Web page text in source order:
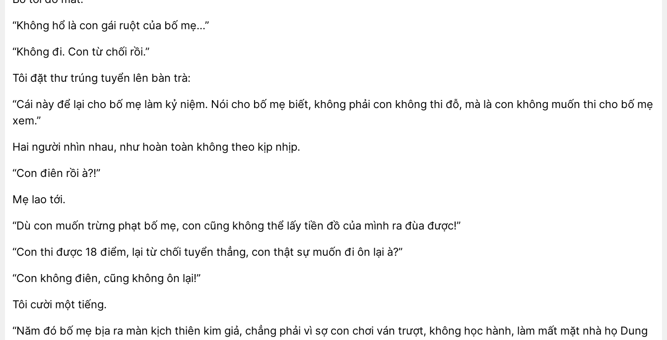
hổ là ruột của bố mẹ…”
từ chối rồi.”
Tôi thư trúng tuyển bàn
“Cái này để lại cho bố mẹ làm kỷ Nói cho bố mẹ biết, không phải con không thi đỗ, mà là con không muốn
bố mẹ
xem.”
Hai người nhìn hoàn toàn không theo kịp
à?!”
“Dù con phạt bố mẹ, con cũng không thể lấy tiền đồ của ra đùa được!”
“Con được 18 điểm, lại từ chối tuyển con sự muốn đi ôn lại à?”
“Con không cũng lại!”
cười
“Năm bố mẹ bịa ra màn kịch thiên kim
chẳng phải vì sợ con chơi ván trượt, không học hành, làm mất mặt nhà họ Dung